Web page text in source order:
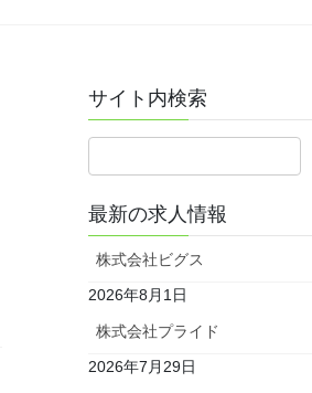
サイト内検索
最新の求人情報
株式会社ビグス
2026年8月1日
株式会社プライド
2026年7月29日